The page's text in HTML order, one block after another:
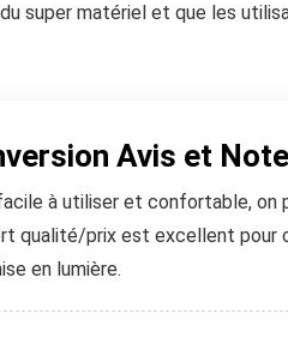
super matériel et que les
Avis et
à utiliser et confortable, on
qualité/prix est excellent pour
en lumière.